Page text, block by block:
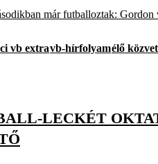
már futballoztak:
vb extravb-hírfolyamélő
LECKÉT